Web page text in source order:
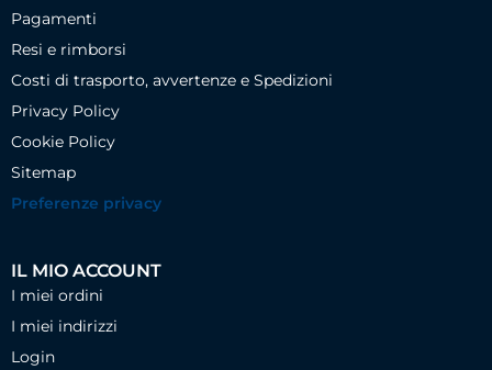
Pagamenti
Resi e rimborsi
Costi di trasporto, avvertenze e Spedizioni
Privacy Policy
Cookie Policy
Sitemap
Preferenze privacy
IL MIO ACCOUNT
I miei ordini
I miei indirizzi
Login